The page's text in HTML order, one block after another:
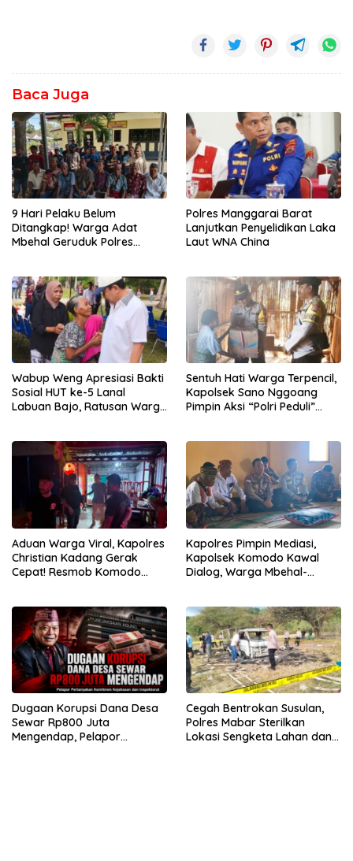
Baca Juga
9 Hari Pelaku Belum
Ditangkap! Warga Adat
Mbehal Geruduk Polres
Polres Manggarai Barat
Lanjutkan Penyelidikan Laka
Laut WNA China
Wabup Weng Apresiasi Bakti
Sosial HUT ke-5 Lanal
Labuan Bajo, Ratusan Warga
Sentuh Hati Warga Terpencil,
Kapolsek Sano Nggoang
Pimpin Aksi “Polri Peduli”
Aduan Warga Viral, Kapolres
Christian Kadang Gerak
Cepat! Resmob Komodo
Kapolres Pimpin Mediasi,
Kapolsek Komodo Kawal
Dialog, Warga Mbehal-
Dugaan Korupsi Dana Desa
Sewar Rp800 Juta
Mengendap, Pelapor
Cegah Bentrokan Susulan,
Polres Mabar Sterilkan
Lokasi Sengketa Lahan dan